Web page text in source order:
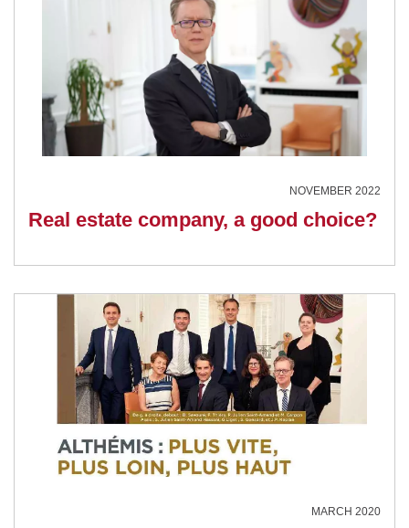
NOVEMBER 2022
Real estate company, a good choice?
MARCH 2020